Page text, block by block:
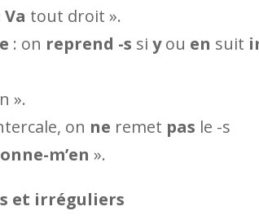
Va tout droit ».
: on reprend -s siyou en suit
».
on ne remet pas le -s
m’en ».
et irréguliers